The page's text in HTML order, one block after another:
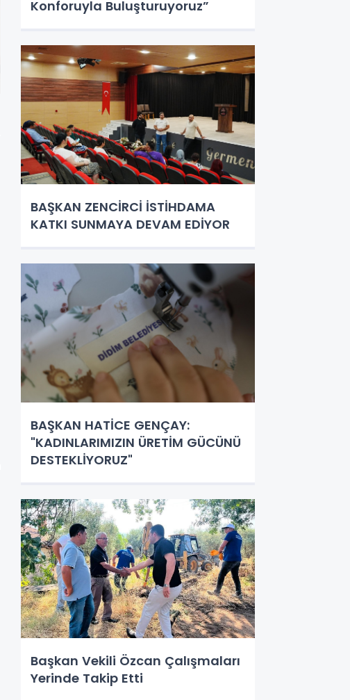
Konforuyla Buluşturuyoruz”
BAŞKAN ZENCİRCİ İSTİHDAMA
KATKI SUNMAYA DEVAM EDİYOR
BAŞKAN HATİCE GENÇAY:
"KADINLARIMIZIN ÜRETİM GÜCÜNÜ
DESTEKLİYORUZ"
Başkan Vekili Özcan Çalışmaları
Yerinde Takip Etti